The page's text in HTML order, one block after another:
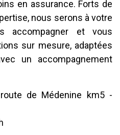
en assurance. Forts de
nous serons à votre
accompagner et vous
sur mesure, adaptées
un accompagnement
route de Médenine km5 -